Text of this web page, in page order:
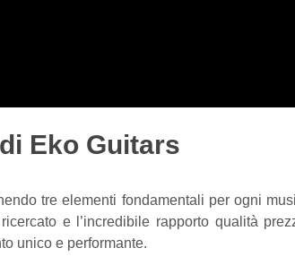
Eko Guitars
tre elementi fondamentali per ogni
e l’incredibile rapporto qualità
unico e performante.